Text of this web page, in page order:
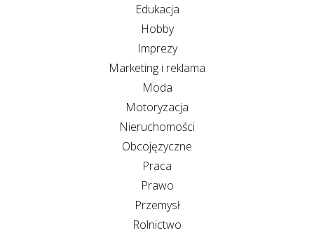
Edukacja
Hobby
Imprezy
Marketing i reklama
Moda
Motoryzacja
Nieruchomości
Obcojęzyczne
Praca
Prawo
Przemysł
Rolnictwo